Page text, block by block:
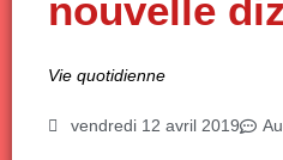
nouvelle
Vie quotidienne
vendredi 12 avril 2019